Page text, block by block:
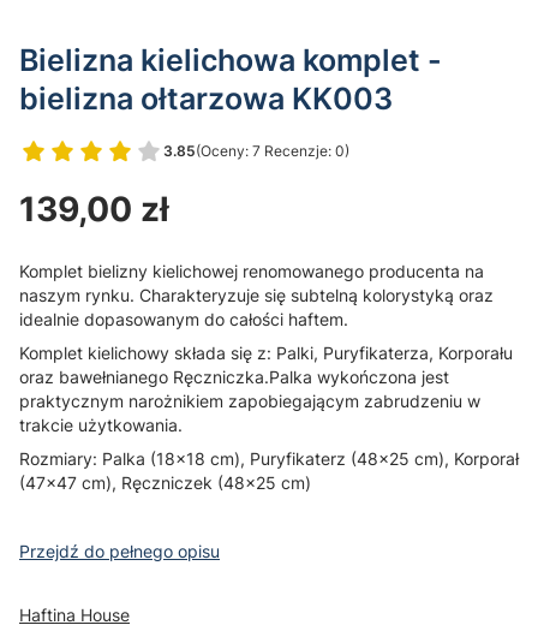
Bielizna kielichowa komplet -
bielizna ołtarzowa KK003
3.85(Oceny: 7 Recenzje: 0)
Przejdź do sekcji Opinie
Cena
139,00 zł
Komplet bielizny kielichowej renomowanego producenta na
naszym rynku. Charakteryzuje się subtelną kolorystyką oraz
idealnie dopasowanym do całości haftem.
Komplet kielichowy składa się z: Palki, Puryfikaterza, Korporału
oraz bawełnianego Ręczniczka.Palka wykończona jest
praktycznym narożnikiem zapobiegającym zabrudzeniu w
trakcie użytkowania.
Rozmiary: Palka (18x18 cm), Puryfikaterz (48x25 cm), Korporał
(47x47 cm), Ręczniczek (48x25 cm)
Przejdź do pełnego opisu
Haftina House